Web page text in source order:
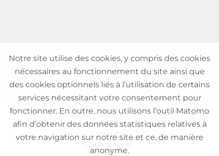
VENTE
Maisons
Appartements
Notre site utilise des cookies, y compris des cookies
nécessaires au fonctionnement du site ainsi que
des cookies optionnels liés à l’utilisation de certains
services nécessitant votre consentement pour
fonctionner. En outre, nous utilisons l’outil Matomo
afin d’obtenir des données statistiques relatives à
votre navigation sur notre site et ce, de manière
anonyme.